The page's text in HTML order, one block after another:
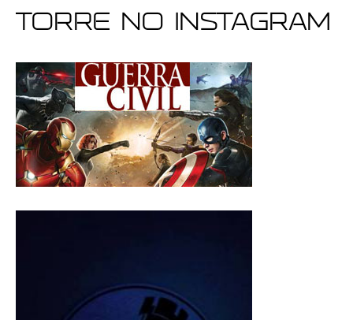
Torre no Instagram